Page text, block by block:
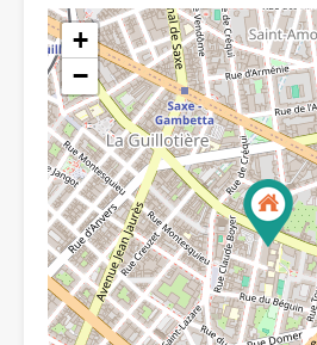
+
−